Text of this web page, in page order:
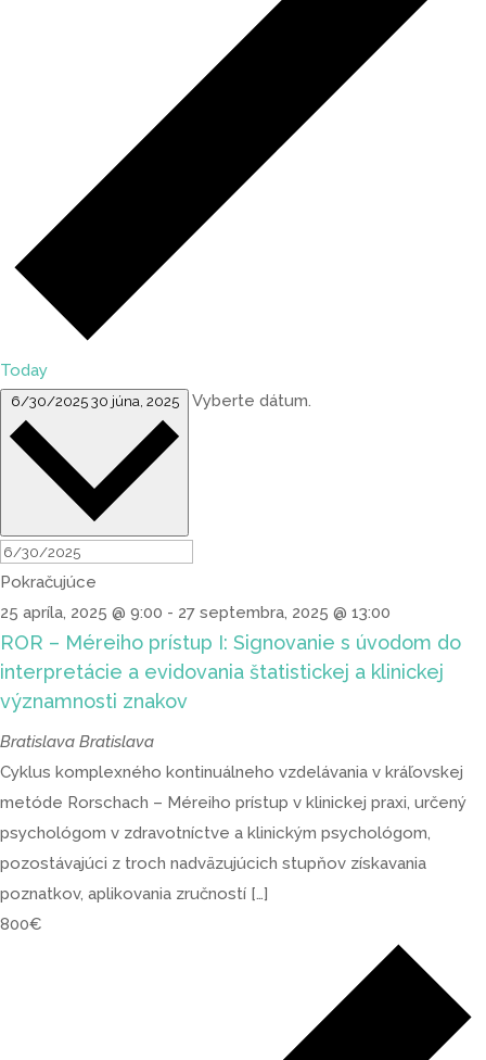
Today
6/30/202530 júna, 2025 Vyberte dátum.
Pokračujúce
25 apríla, 2025 @ 9:00 - 27 septembra, 2025 @ 13:00
ROR – Méreiho prístup I: Signovanie s úvodom do
interpretácie a evidovania štatistickej a klinickej
významnosti znakov
Bratislava Bratislava
Cyklus komplexného kontinuálneho vzdelávania v kráľovskej
metóde Rorschach – Méreiho prístup v klinickej praxi, určený
psychológom v zdravotníctve a klinickým psychológom,
pozostávajúci z troch nadväzujúcich stupňov získavania
poznatkov, aplikovania zručností […]
800€